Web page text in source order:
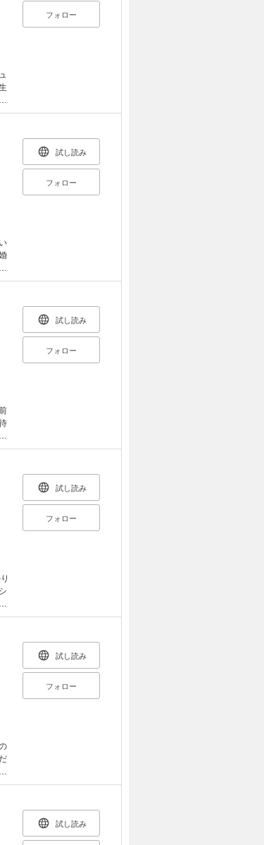
フォロー
試し読み
フォロー
試し読み
フォロー
試し読み
フォロー
試し読み
フォロー
試し読み